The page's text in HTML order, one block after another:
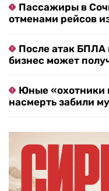
Пассажиры в
отменами рейсов
После атак БПЛА
бизнес может
Юные «охотники
насмерть забили